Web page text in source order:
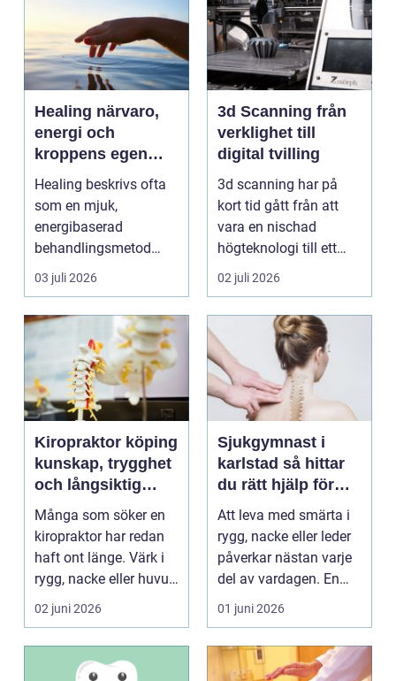
Healing närvaro,
energi och
kroppens egen
förmåga att läka
Healing beskrivs ofta
som en mjuk,
energibaserad
behandlingsmetod
som stödjer kroppens
egen läknings...
03 juli 2026
3d Scanning från
verklighet till
digital tvilling
3d scanning har på
kort tid gått från att
vara en nischad
högteknologi till ett
praktiskt verktyg fö...
02 juli 2026
Kiropraktor köping
kunskap, trygghet
och långsiktig
hjälp för ryggen
Många som söker en
kiropraktor har redan
haft ont länge. Värk i
rygg, nacke eller huvud
blir lätt en...
02 juni 2026
Sjukgymnast i
karlstad så hittar
du rätt hjälp för
smärta och besvär
Att leva med smärta i
rygg, nacke eller leder
påverkar nästan varje
del av vardagen. En
person som s...
01 juni 2026